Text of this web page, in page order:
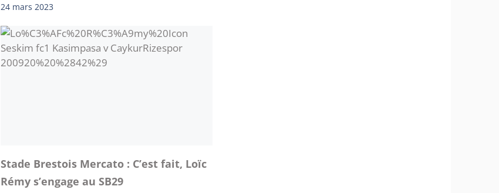
24 mars 2023
Stade Brestois Mercato : C’est fait, Loïc
Rémy s’engage au SB29